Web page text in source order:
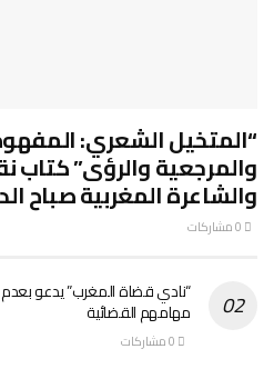
“المتخيل الشعري:
والمرجعية والرؤى” كتاب
والشاعرة المغربية صباح
“نادي قضاة المغرب” يدعو بعدم
مهامهم القضائية